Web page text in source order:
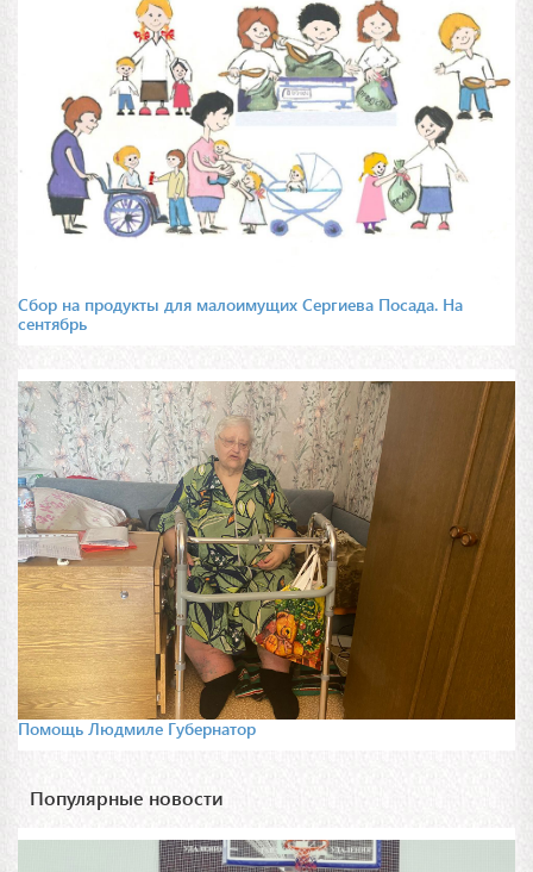
Сбор на продукты для малоимущих Сергиева Посада. На
сентябрь
Помощь Людмиле Губернатор
Популярные новости